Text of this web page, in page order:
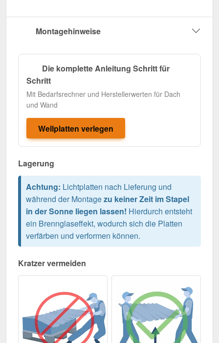
Montagehinweise
Die komplette Anleitung Schritt für
Schritt
Mit Bedarfsrechner und Herstellerwerten für Dach
und Wand
Wellplatten verlegen
Lagerung
Achtung: Lichtplatten nach Lieferung und
während der Montagezu keiner Zeit im Stapel
in der Sonne liegen lassen! Hierdurch entsteht
ein Brennglaseffekt, wodurch sich die Platten
verfärben und verformen können.
Kratzer vermeiden